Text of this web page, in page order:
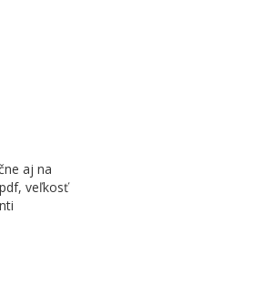
aj na
veľkosť